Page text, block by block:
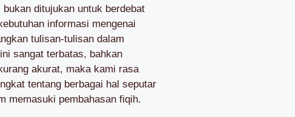
ditujukan untuk berdebat
informasi mengenai
tulisan-tulisan dalam
sangat terbatas, bahkan
akurat, maka kami rasa
tentang berbagai hal seputar
memasuki pembahasan fiqih.